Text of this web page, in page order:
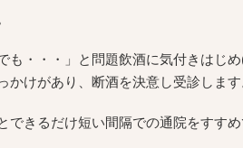
も・・・」と問題飲酒に気付きはじ
けがあり、断酒を決意し受診します
きるだけ短い間隔での通院をすすめ